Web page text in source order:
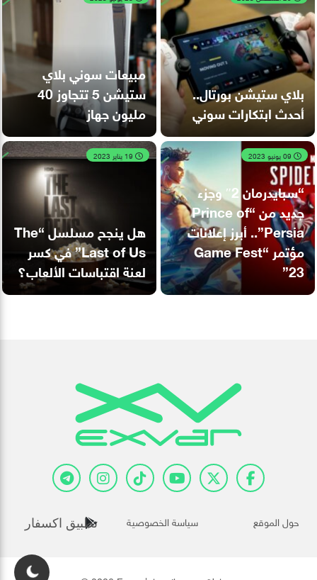
بلاي ستيشن بورتال..
أحدث ابتكارات سوني
مبيعات سوني بلاي
ستيشن 5 تتجاوز 40
مليون جهاز
“سبايدرمان 2″ وجزء
جديد من “Prince of
Persia”.. أبرز إعلانات
مؤتمر “Game Fest
23”
هل ينجح مسلسل “The
Last of Us” في كسر
لعنة اقتباسات الألعاب؟
حول الموقع سياسة الخصوصية تطبيق اكسفار